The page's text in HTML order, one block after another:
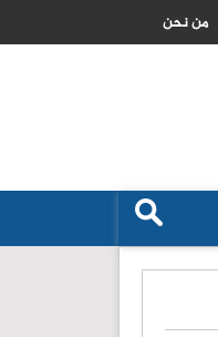
بين اتهامات الغش وتأكيدات
من نحن